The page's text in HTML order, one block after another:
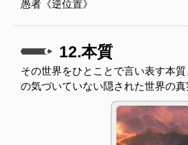
愚者《逆位置》
12.本質
その世界をひとことで言い表す本
の気づいていない隠された世界の真